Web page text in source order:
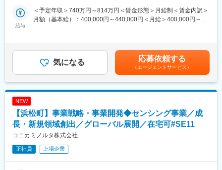
変更の範囲：会社の定める業務
グ、ディスカッションが日常的に行われる、活気ある職場です。
一人ひとりが責任と自覚を持って業務にあたりながらも、互いに
刺激し合い高め合える環境が整っています。
世界最先端の対物レンズをはじめとする、高難度な光学製品の設
計から製品立ち上げまでを担っていただきます。
量産化を見据えた設計から実際の立ち上げまで一気通貫で携わ
・最先端対物レンズ等、高難度な光学設計への挑戦
・量産化を見据えた設計および製品立ち上げ
・顧客ニーズを的確に捉えた製品開発
・マーケティング、営業、製造、サービス部門と連携したものづ
くり
給与
＜予定年収＞740万円～814万円＜賃金形態＞月給制＜賃金内訳＞
月額（基本給）：400,000円～440,000円＜月給＞400,000円～
基準に応じて決定いたしますのでご了承ください。賃金はあくま
でも目安の金額であり、選考を通じて上下する可能性がありま
す。月給(月額)は固定手当を含めた表記です。
気になる 応募依頼する
（エージェントサービス）
NEW
【浜松町】事業戦略・事業開発◆センシング事業／成
長・新規領域創出／グローバル展開／在宅可#SE11
コニカミノルタ株式会社
正社員 上場企業